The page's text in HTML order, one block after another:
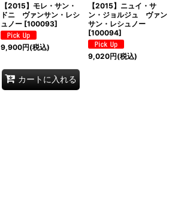
【2015】モレ・サン・
ドニ ヴァンサン・レシ
ュノー [100093]
9,900円(税込)
カートに入れる
【2015】ニュイ・サ
ン・ジョルジュ ヴァン
サン・レシュノー
[100094]
9,020円(税込)